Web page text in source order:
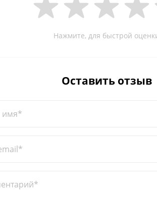
Нажмите, для быстрой
Оставить отзыв
имя*